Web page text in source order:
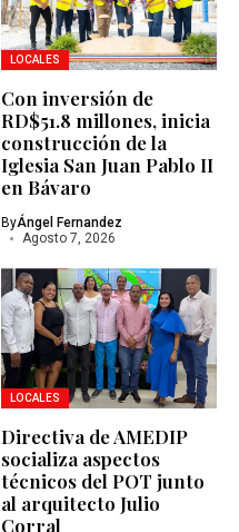
LOCALES
Con inversión de
RD$51.8 millones, inicia
construcción de la
Iglesia San Juan Pablo II
en Bávaro
ByÁngel Fernandez
Agosto 7, 2026
LOCALES
Directiva de AMEDIP
socializa aspectos
técnicos del POT junto
al arquitecto Julio
Corral